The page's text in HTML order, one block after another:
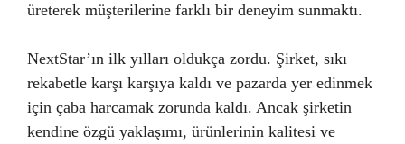
üreterek müşterilerine farklı bir deneyim sunmaktı.
NextStar’ın ilk yılları oldukça zordu. Şirket, sıkı
rekabetle karşı karşıya kaldı ve pazarda yer edinmek
için çaba harcamak zorunda kaldı. Ancak şirketin
kendine özgü yaklaşımı, ürünlerinin kalitesi ve